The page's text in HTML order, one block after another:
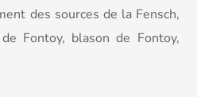
des sources de la Fensch,
Fontoy, blason de Fontoy,